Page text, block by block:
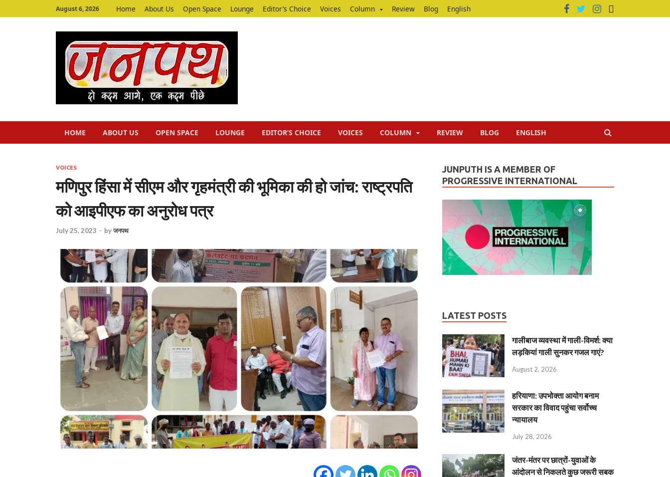
August 6, 2026 Home About Us Open Space Lounge Editor’s Choice Voices Column Review Blog English
HOME ABOUT US OPEN SPACE LOUNGE EDITOR’S CHOICE VOICES COLUMN REVIEW BLOG ENGLISH
VOICES
मणिपुर हिंसा में सीएम और गृहमंत्री की भूमिका की हो जांच: राष्ट्रपति
को आइपीएफ का अनुरोध पत्र
July 25, 2023 - byजनपथ
JUNPUTH IS A MEMBER OF
PROGRESSIVE INTERNATIONAL
LATEST POSTS
गालीबाज व्‍यवस्‍था में गाली-विमर्श: क्या
लड़कियां गाली सुनकर गजल गाएं?
August 2, 2026
हरियाणा: उपभोक्ता आयोग बनाम
सरकार का विवाद पहुंचा सर्वोच्च
न्यायालय
July 28, 2026
जंतर-मंतर पर छात्रों-युवाओं के
आंदोलन से निकलते कुछ जरूरी सबक